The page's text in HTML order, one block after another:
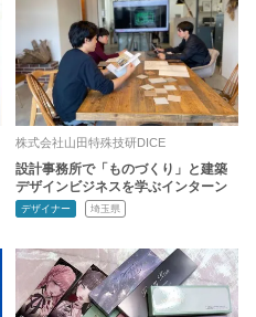
株式会社山田特殊技研DICE
設計事務所で「ものづくり」と建築
デザインビジネスを学ぶインターン
デザイナー 埼玉県